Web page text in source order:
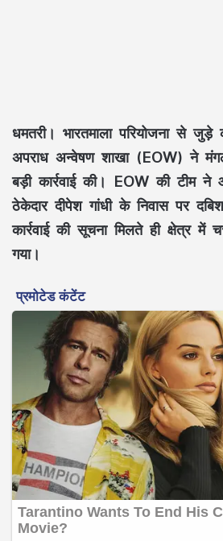
धमतरी। भारतमाला परियोजना से
अपराध अन्वेषण शाखा (EOW) ने
बड़ी कार्रवाई की। EOW की टीम ने
ठेकेदार दीपेश गांधी के निवास पर
कार्रवाई की सूचना मिलते ही क्षेत्र में
गया।